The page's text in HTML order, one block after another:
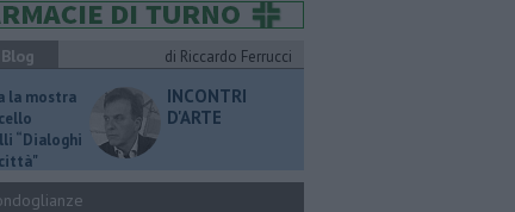
di Riccardo Ferrucci
la mostra
“Dialoghi
INCONTRI
D'ARTE